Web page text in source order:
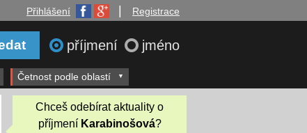
Přihlášení Registrace
příjmení jméno
Četnost podle oblastí
Chceš odebírat aktuality o
příjmení Karabinošová?